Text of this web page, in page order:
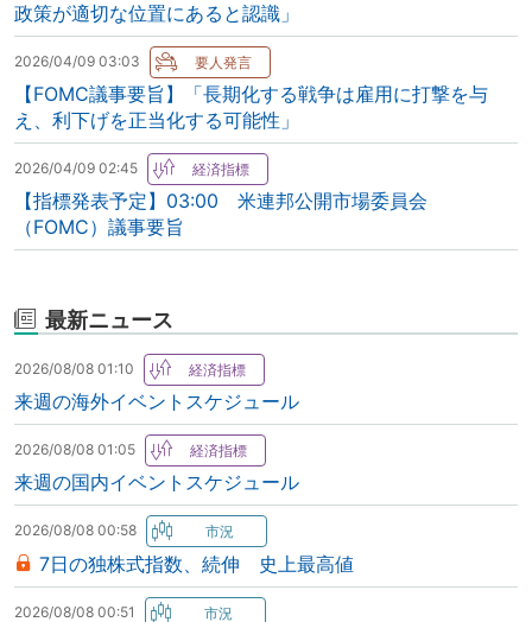
政策が適切な位置にあると認識」
2026/04/09 03:03
【FOMC議事要旨】「長期化する戦争は雇用に打撃を与
え、利下げを正当化する可能性」
2026/04/09 02:45
【指標発表予定】03:00 米連邦公開市場委員会
（FOMC）議事要旨
最新ニュース
2026/08/08 01:10
来週の海外イベントスケジュール
2026/08/08 01:05
来週の国内イベントスケジュール
2026/08/08 00:58
7日の独株式指数、続伸 史上最高値
2026/08/08 00:51